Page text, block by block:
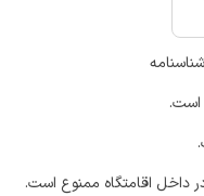
است.
داخل اقامتگاه ممنوع است.